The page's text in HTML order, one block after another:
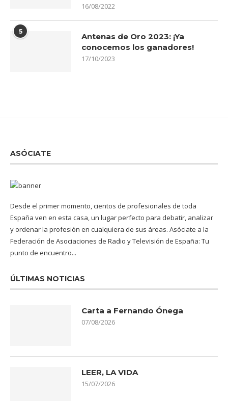
16/08/2022
5
Antenas de Oro 2023: ¡Ya
conocemos los ganadores!
17/10/2023
ASÓCIATE
Desde el primer momento, cientos de profesionales de toda
España ven en esta casa, un lugar perfecto para debatir, analizar
y ordenar la profesión en cualquiera de sus áreas. Asóciate a la
Federación de Asociaciones de Radio y Televisión de España: Tu
punto de encuentro...
ÚLTIMAS NOTICIAS
Carta a Fernando Ónega
07/08/2026
LEER, LA VIDA
15/07/2026